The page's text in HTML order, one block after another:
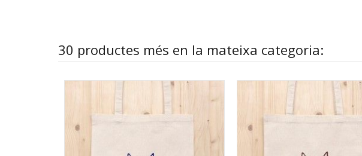
30 productes més en la mateixa categoria: